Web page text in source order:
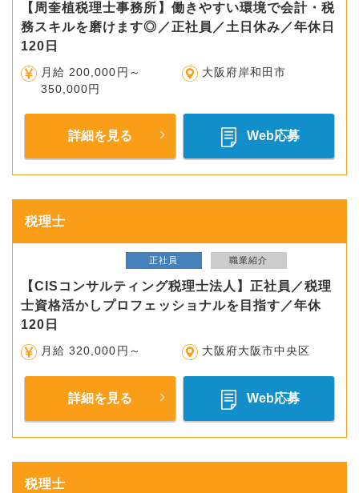
【周奎植税理士事務所】働きやすい環境で会計・税
務スキルを磨けます◎／正社員／土日休み／年休日
120日
月給 200,000円～
350,000円
大阪府岸和田市
詳細を見る Web応募
税理士
正社員 職業紹介
【CISコンサルティング税理士法人】正社員／税理
士資格活かしプロフェッショナルを目指す／年休
120日
月給 320,000円～ 大阪府大阪市中央区
詳細を見る Web応募
税理士